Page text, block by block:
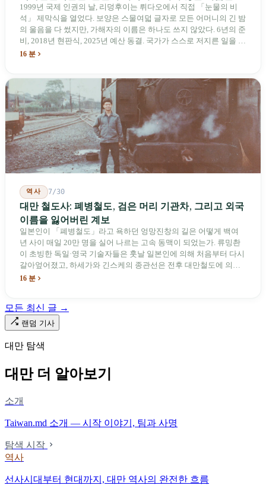
1999년 국제 인권의 날, 리덩후이는 뤼다오에서 직접 「눈물의 비
석」 제막식을 열었다. 보양은 스물여덟 글자로 모든 어머니의 긴 밤
의 울음을 다 썼지만, 가해자의 이름은 하나도 쓰지 않았다. 6년의 준
비, 2018년 현판식, 2025년 예산 동결. 국가가 스스로 저지른 일을 기
념하기 위해 스스로 세운 박물관. 계엄 해제 39년 동안 사법 재판을
16 분
역사 7/30
대만 철도사: 폐병철도, 검은 머리 기관차, 그리고 외국
이름을 잃어버린 계보
일본인이 「폐병철도」라고 욕하던 엉망진창의 길은 어떻게 백여
년 사이 매일 20만 명을 실어 나르는 고속 동맥이 되었는가. 류밍촨
이 초빙한 독일·영국 기술자들은 훗날 일본인에 의해 처음부터 다시
갈아엎어졌고, 하세가와 긴스케의 종관선은 전후 대만철도에 의해
이름과 번호가 바뀌었다. 세대마다 앞선 세대의 기록을 주석으로 밀
다. 마침내 푸유마·타로코 세대에 이르러서야 원주민 지명이 다시 철
로 위에 깔렸다.
16 분
모든 최신 글 →
랜덤 기사
대만 탐색
대만 더 알아보기
소개
Taiwan.md 소개 — 시작 이야기, 팀과 사명
탐색 시작
역사
선사시대부터 현대까지, 대만 역사의 완전한 흐름